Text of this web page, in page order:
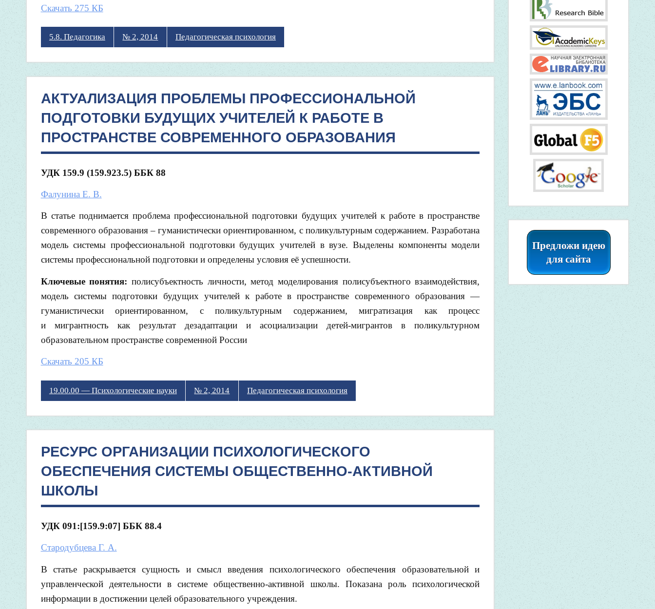
Скачать 275 КБ
5.8. Педагогика № 2, 2014 Педагогическая психология
АКТУАЛИЗАЦИЯ ПРОБЛЕМЫ ПРОФЕССИОНАЛЬНОЙ
ПОДГОТОВКИ БУДУЩИХ УЧИТЕЛЕЙ К РАБОТЕ В
ПРОСТРАНСТВЕ СОВРЕМЕННОГО ОБРАЗОВАНИЯ
УДК 159.9 (159.923.5) ББК 88
Фалунина Е. В.
В статье поднимается проблема профессиональной подготовки будущих учителей к работе в пространстве
современного образования – гуманистически ориентированном, с поликультурным содержанием. Разработана
модель системы профессиональной подготовки будущих учителей в вузе. Выделены компоненты модели
системы профессиональной подготовки и определены условия её успешности.
Ключевые понятия: полисубъектность личности, метод моделирования полисубъектного взаимодействия,
модель системы подготовки будущих учителей к работе в пространстве современного образования —
гуманистически ориентированном, с поликультурным содержанием, мигратизация как процесс
и мигрантность как результат дезадаптации и асоциализации детей-мигрантов в поликультурном
образовательном пространстве современной России
Скачать 205 КБ
19.00.00 — Психологические науки № 2, 2014 Педагогическая психология
РЕСУРС ОРГАНИЗАЦИИ ПСИХОЛОГИЧЕСКОГО
ОБЕСПЕЧЕНИЯ СИСТЕМЫ ОБЩЕСТВЕННО-АКТИВНОЙ
ШКОЛЫ
УДК 091:[159.9:07] ББК 88.4
Стародубцева Г. А.
В статье раскрывается сущность и смысл введения психологического обеспечения образовательной и
управленческой деятельности в системе общественно-активной школы. Показана роль психологической
информации в достижении целей образовательного учреждения.
Предложи идею
для сайта